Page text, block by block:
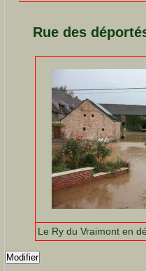
Rue des
Le Ry du Vraimont en
Modifier